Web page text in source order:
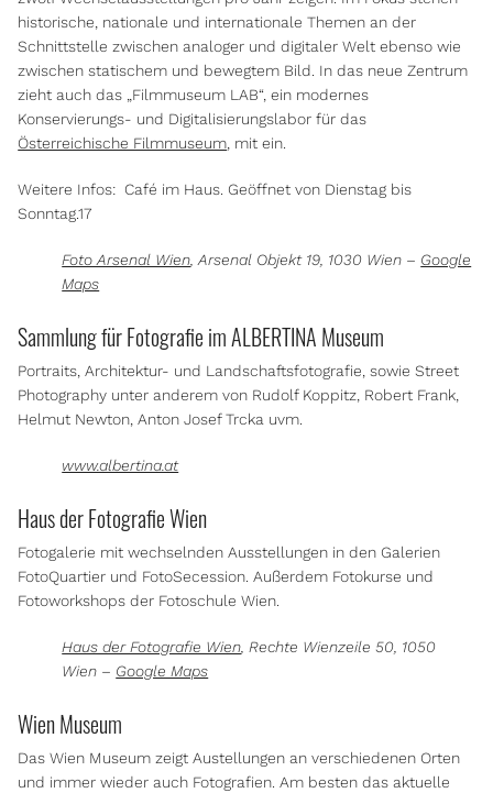
historische, nationale und internationale Themen an der
Schnittstelle zwischen analoger und digitaler Welt ebenso wie
zwischen statischem und bewegtem Bild. In das neue Zentrum
zieht auch das „Filmmuseum LAB“, ein modernes
Konservierungs- und Digitalisierungslabor für das
Österreichische Filmmuseum , mit ein.
Weitere Infos: Café im Haus. Geöffnet von Dienstag bis
Sonntag.17
Foto Arsenal Wien , Arsenal Objekt 19, 1030 Wien – Google
Maps
Sammlung für Fotografie im ALBERTINA Museum
Portraits, Architektur- und Landschaftsfotografie, sowie Street
Photography unter anderem von Rudolf Koppitz, Robert Frank,
Helmut Newton, Anton Josef Trcka uvm.
www.albertina.at
Haus der Fotografie Wien
Fotogalerie mit wechselnden Ausstellungen in den Galerien
FotoQuartier und FotoSecession. Außerdem Fotokurse und
Fotoworkshops der Fotoschule Wien.
Haus der Fotografie Wien , Rechte Wienzeile 50, 1050
Wien – Google Maps
Wien Museum
Das Wien Museum zeigt Austellungen an verschiedenen Orten
und immer wieder auch Fotografien. Am besten das aktuelle